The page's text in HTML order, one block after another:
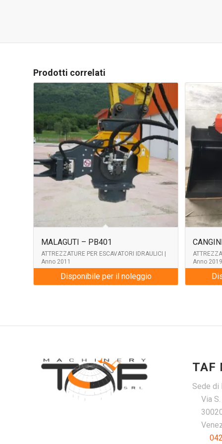
Prodotti correlati
MALAGUTI – PB401
ATTREZZATURE PER ESCAVATORI IDRAULICI |
Anno 2011
Disponibile per il noleggio
Anno 2019
TAF
Sede di
Via